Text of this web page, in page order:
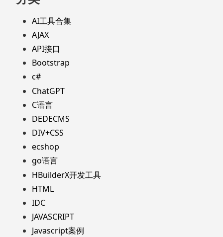
AI工具合集
AJAX
API接口
Bootstrap
c#
ChatGPT
C语言
DEDECMS
DIV+CSS
ecshop
go语言
HBuilderX开发工具
HTML
IDC
JAVASCRIPT
Javascript案例